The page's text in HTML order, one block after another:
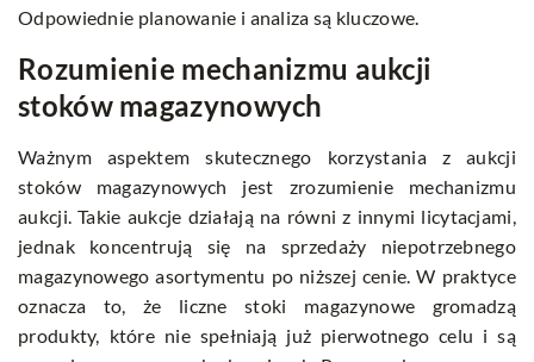
Odpowiednie planowanie i analiza są kluczowe.
Rozumienie mechanizmu aukcji
stoków magazynowych
Ważnym aspektem skutecznego korzystania z aukcji
stoków magazynowych jest zrozumienie mechanizmu
aukcji. Takie aukcje działają na równi z innymi licytacjami,
jednak koncentrują się na sprzedaży niepotrzebnego
magazynowego asortymentu po niższej cenie. W praktyce
oznacza to, że liczne stoki magazynowe gromadzą
produkty, które nie spełniają już pierwotnego celu i są